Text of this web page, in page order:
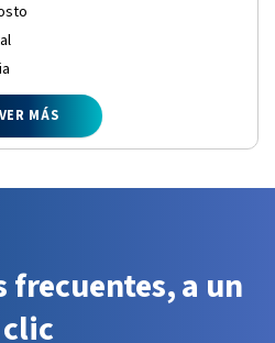
VER MÁS
frecuentes, a un
clic